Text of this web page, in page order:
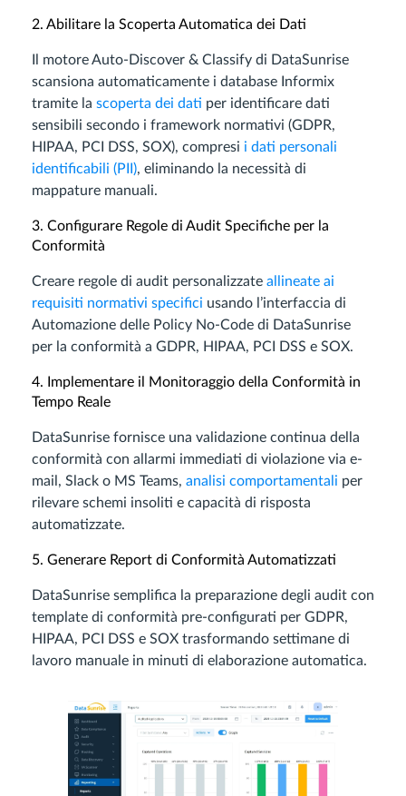
2. Abilitare la Scoperta Automatica dei Dati
Il motore Auto-Discover & Classify di DataSunrise
scansiona automaticamente i database Informix
tramite la scoperta dei dati per identificare dati
sensibili secondo i framework normativi (GDPR,
HIPAA, PCI DSS, SOX), compresi i dati personali
identificabili (PII), eliminando la necessità di
mappature manuali.
3. Configurare Regole di Audit Specifiche per la
Conformità
Creare regole di audit personalizzate allineate ai
requisiti normativi specifici usando l’interfaccia di
Automazione delle Policy No-Code di DataSunrise
per la conformità a GDPR, HIPAA, PCI DSS e SOX.
4. Implementare il Monitoraggio della Conformità in
Tempo Reale
DataSunrise fornisce una validazione continua della
conformità con allarmi immediati di violazione via e-
mail, Slack o MS Teams, analisi comportamentali per
rilevare schemi insoliti e capacità di risposta
automatizzate.
5. Generare Report di Conformità Automatizzati
DataSunrise semplifica la preparazione degli audit con
template di conformità pre-configurati per GDPR,
HIPAA, PCI DSS e SOX trasformando settimane di
lavoro manuale in minuti di elaborazione automatica.